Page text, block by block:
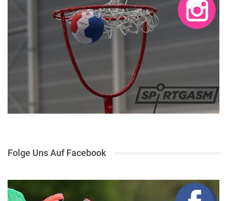
Folge Uns Auf Facebook